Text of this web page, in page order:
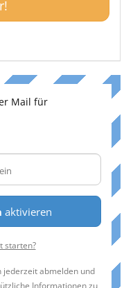
Mail für
aktivieren
starten?
jederzeit abmelden und
Informationen zu